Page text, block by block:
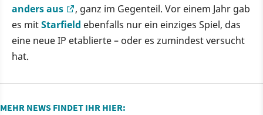
anders aus
, ganz im Gegenteil. Vor einem Jahr gab
es mitStarfield ebenfalls nur ein einziges Spiel, das
eine neue IP etablierte – oder es zumindest versucht
hat.
MEHR NEWS FINDET IHR HIER: